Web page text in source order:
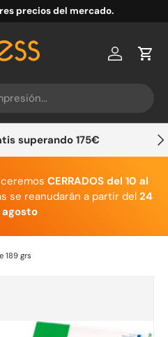
precios del mercado.
Cuenta
superando 175€
CERRADOS del 10 al
se reanudarán a partir del 24
189 grs